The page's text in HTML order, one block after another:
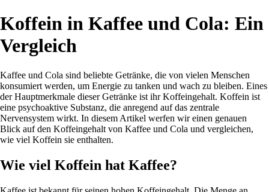
Koffein in Kaffee und Cola: Ein
Vergleich
Kaffee und Cola sind beliebte Getränke, die von vielen Menschen
konsumiert werden, um Energie zu tanken und wach zu bleiben. Eines
der Hauptmerkmale dieser Getränke ist ihr Koffeingehalt. Koffein ist
eine psychoaktive Substanz, die anregend auf das zentrale
Nervensystem wirkt. In diesem Artikel werfen wir einen genauen
Blick auf den Koffeingehalt von Kaffee und Cola und vergleichen,
wie viel Koffein sie enthalten.
Wie viel Koffein hat Kaffee?